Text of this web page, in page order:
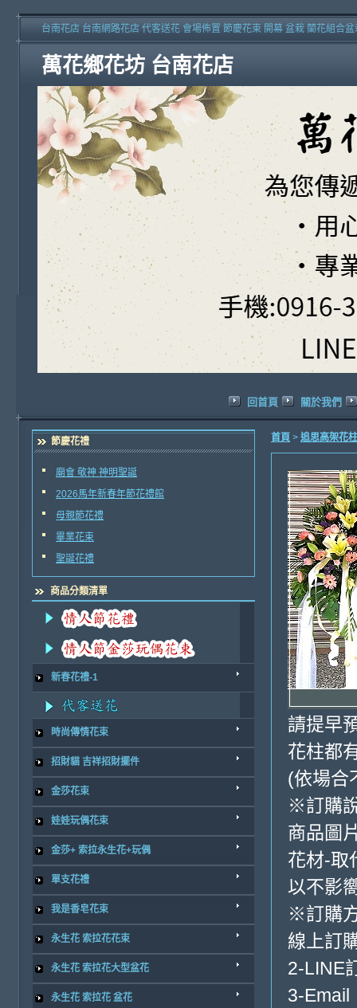
萬花鄉花坊 台南花店
台南花店 台南網路花店 代客送花 會場佈置 節慶花束 開幕 盆栽 蘭花組合
回首頁 關於我們
節慶花禮
廟會 敬神 神明聖誕
2026馬年新春年節花禮館
母親節花禮
畢業花束
聖誕花禮
商品分類清單
新春花禮-1
時尚傳情花束
招財貓 吉祥招財擺件
金莎花束
娃娃玩偶花束
金莎+ 索拉永生花+玩偶
單支花禮
我是香皂花束
永生花 索拉花花束
永生花 索拉花大型盆花
永生花 索拉花 盆花
首頁 > 追思高架花
請提早
花柱都
(依場合
※訂購
商品圖
花材-取
以不影
※訂購
線上訂
2-LINE
3-Email